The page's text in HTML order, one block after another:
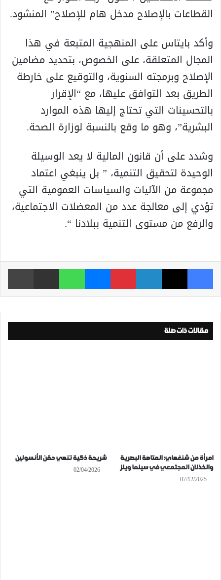
القطاعات بالإصلاح مدخل هام للإصلاح” المنشود.
وأكد بايتاس على المنهجية المتبعة في هذا
المجال المتعلقة، على الخصوص، بتحديد مضامين
الإصلاح وبرمجته السنوية، والتوقيع على خارطة
الطريق بعد التوافق عليها، مع “الإقرار
بالتحسينات التي تحتاج إليها هذه الموارد
البشرية”، وهو ما وقع بالنسبة لوزارة الصحة.
وشدد على أن قانون المالية لا يعد الوسيلة
الوحيدة لتحقيق التنمية، ” بل ينبغي اعتماد
مجموعة من الآليات والسياسات العمومية التي
تؤدي إلى معالجة عدد من المعضلات الاجتماعية،
والرفع من مستوى التنمية ببلادنا “.
فيسبوك ‫X لينكدإن بينتيريست ماسنجر واتساب مشاركة عبر البريد
مقالات ذات صلة
امرأة من شنغهاي: المتاهة البصرية
والخذلان المجتمعي في سينما ويلز
07/12/2025
شريحة ذكية تنهي حقن الأنسولين
02/04/2026